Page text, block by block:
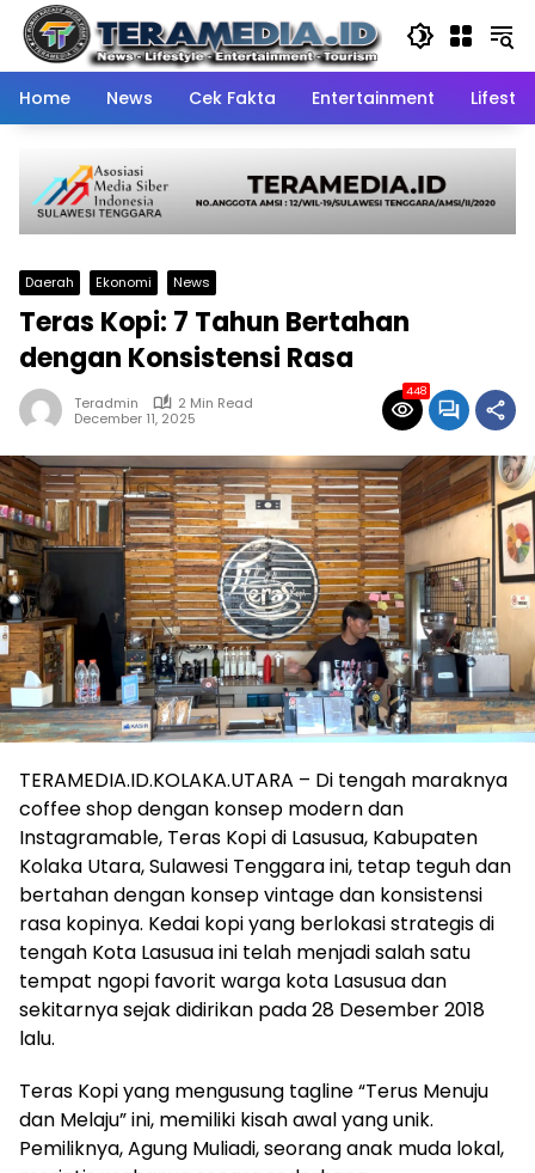
Skip
content
Home
News Cek Fakta Entertainment
Daerah Ekonomi News
Teras Kopi: 7 Tahun Bertahan
dengan Konsistensi Rasa
Teradmin
2 Min Read
December 11, 2025
448
TERAMEDIA.ID.KOLAKA.UTARA – Di tengah maraknya
coffee shop dengan konsep modern dan
Instagramable, Teras Kopi di Lasusua, Kabupaten
Kolaka Utara, Sulawesi Tenggara ini, tetap teguh dan
bertahan dengan konsep vintage dan konsistensi
rasa kopinya. Kedai kopi yang berlokasi strategis di
tengah Kota Lasusua ini telah menjadi salah satu
tempat ngopi favorit warga kota Lasusua dan
sekitarnya sejak didirikan pada 28 Desember 2018
lalu.
Teras Kopi yang mengusung tagline “Terus Menuju
dan Melaju” ini, memiliki kisah awal yang unik.
Pemiliknya, Agung Muliadi, seorang anak muda lokal,